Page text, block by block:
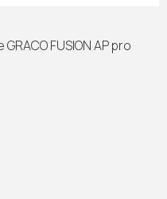
FUSION AP pro